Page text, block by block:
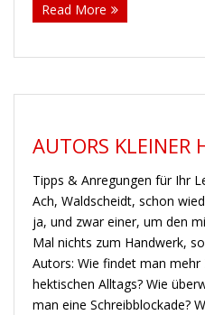
Read More
AUTORS KLEINER
Tipps & Anregungen für Ihr
Ach, Waldscheidt, schon
ja, und zwar einer, um den
Mal nichts zum Handwerk,
Autors: Wie findet man
hektischen Alltags? Wie
man eine Schreibblockade?